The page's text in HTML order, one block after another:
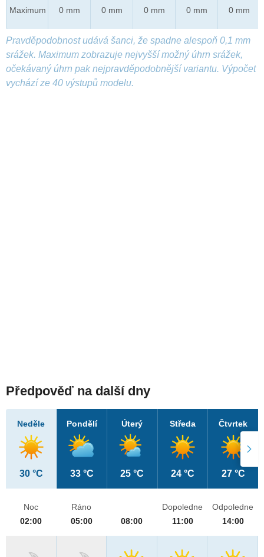
Maximum 0 mm 0 mm 0 mm 0 mm 0 mm
Pravděpodobnost udává šanci, že spadne alespoň 0,1 mm
srážek. Maximum zobrazuje nejvyšší možný úhrn srážek,
očekávaný úhrn pak nejpravděpodobnější variantu. Výpočet
vychází ze 40 výstupů modelu.
Předpověď na další dny
Neděle
30 °C
Pondělí
33 °C
Úterý
25 °C
Středa
24 °C
Čtvrtek
27 °C
Noc
02:00
Ráno
05:00
08:00
Dopoledne
11:00
Odpoledne
14:00